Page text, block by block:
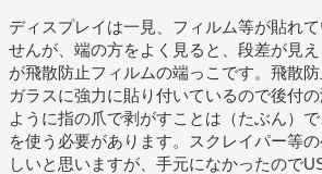
ディスプレイは一見、フィルム等が貼れ
せんが、端の方をよく見ると、段差が見
が飛散防止フィルムの端っこです。飛散
ガラスに強力に貼り付いているので後付
ように指の爪で剥がすことは（たぶん）
を使う必要があります。スクレイパー等
しいと思いますが、手元になかったので